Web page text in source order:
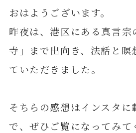
おはようございます。
昨夜は、港区にある真言宗
寺」まで出向き、法話と瞑
ていただきました。
そちらの感想はインスタに
で、ぜひご覧になってみ